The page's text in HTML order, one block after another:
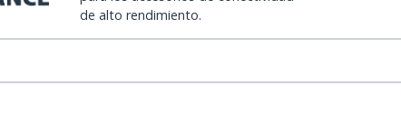
de alto rendimiento.